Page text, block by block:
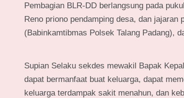
Pembagian BLR-DD berlangsung pada
Reno priono pendamping desa, dan
(Babinkamtibmas Polsek Talang Padang),
Supian Selaku sekdes mewakil Bapak
dapat bermanfaat buat keluarga, dapat
keluarga terdampak sakit menahun, dan